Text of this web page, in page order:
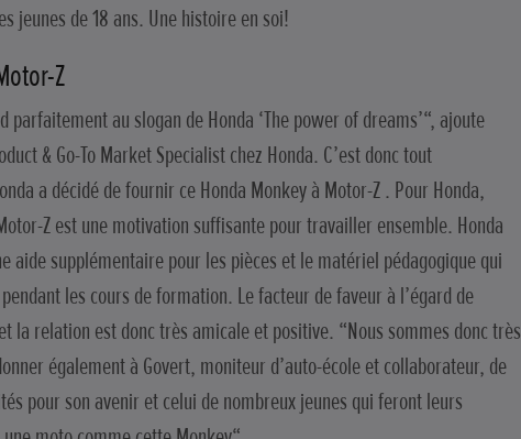
jeunes de 18 ans. Une histoire en soi!
Z
parfaitement au slogan de Honda ‘The power of dreams’“, ajoute
& Go-To Market Specialist chez Honda. C’est donc tout
a décidé de fournir ce Honda Monkey à Motor-Z . Pour Honda,
Z est une motivation suffisante pour travailler ensemble. Honda
aide supplémentaire pour les pièces et le matériel pédagogique qui
les cours de formation. Le facteur de faveur à l’égard de
la relation est donc très amicale et positive. “Nous sommes donc très
également à Govert, moniteur d’auto-école et collaborateur, de
pour son avenir et celui de nombreux jeunes qui feront leurs